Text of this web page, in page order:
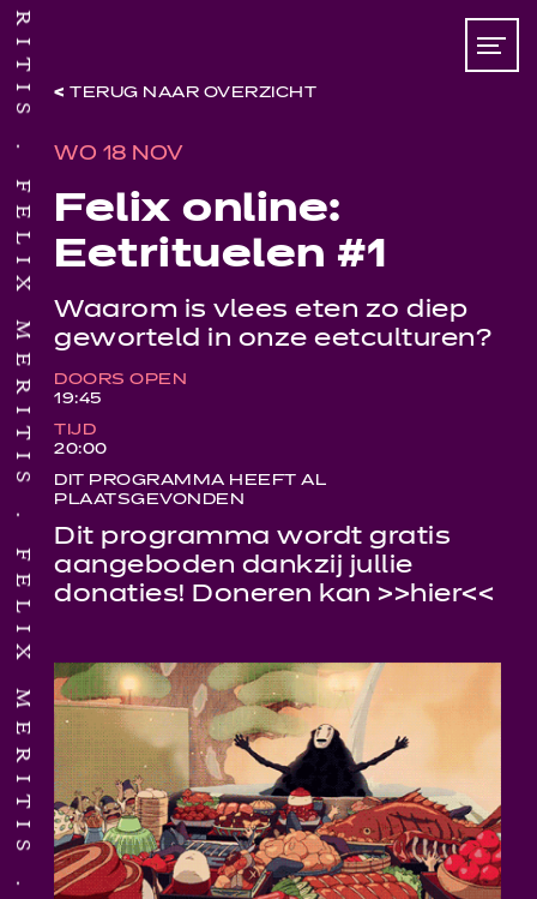
FELIX MERITIS
FELIX MERITIS
TERUG NAAR OVERZICHT
WO 18 NOV
Felix online:
Eetrituelen #1
Waarom is vlees eten zo diep
geworteld in onze eetculturen?
DOORS OPEN
19:45
TIJD
20:00
DIT PROGRAMMA HEEFT AL
PLAATSGEVONDEN
Dit programma wordt gratis
aangeboden dankzij jullie
donaties! Doneren kan >> hier<<